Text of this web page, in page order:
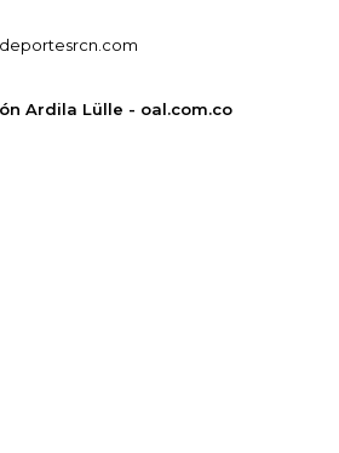
deportesrcn.com
Ardila Lülle - oal.com.co